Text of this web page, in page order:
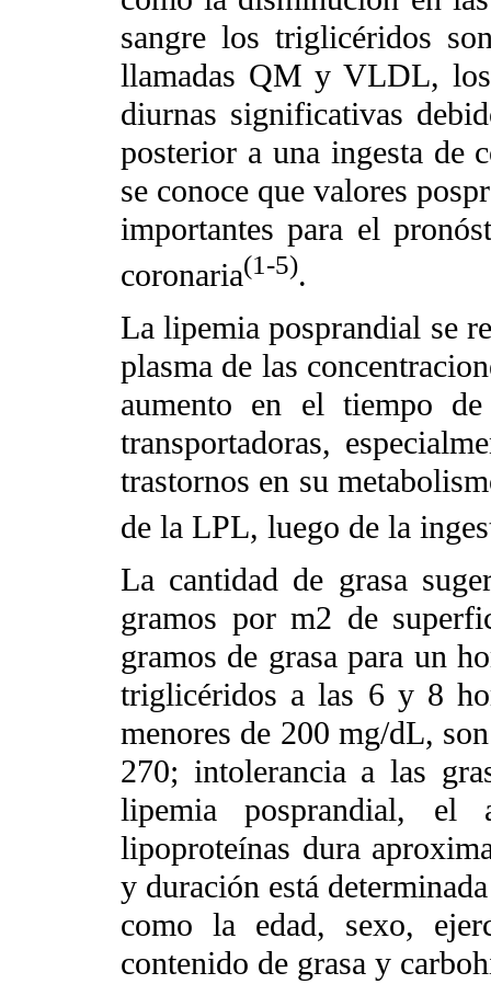
sangre los triglicéridos
llamadas QM y VLDL,
diurnas significativas
posterior a una ingesta de
se conoce que valores
importantes para el
coronaria(1-5).
La lipemia posprandial se
plasma de las
aumento en el tiempo
transportadoras,
trastornos en su
de la LPL, luego de la
La cantidad de grasa
gramos por m2 de
gramos de grasa para un
triglicéridos a las 6 y 8
menores de 200 mg/dL,
270; intolerancia a las
lipemia posprandial, el
lipoproteínas dura
y duración está
como la edad, sexo,
contenido de grasa y